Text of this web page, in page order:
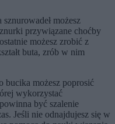
możesz
przywiązane choćby
możesz zrobić z
buta, zrób w nim
bucika możesz poprosić
wykorzystać
być szalenie
Jeśli nie odnajdujesz się w